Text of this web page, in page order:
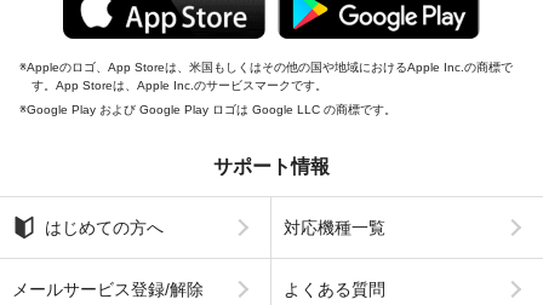
Appleのロゴ、App Storeは、米国もしくはその他の国や地域におけるApple Inc.の商標で
す。App Storeは、Apple Inc.のサービスマークです。
Google Play および Google Play ロゴは Google LLC の商標です。
サポート情報
はじめての方へ 対応機種一覧
メールサービス登録/解除 よくある質問